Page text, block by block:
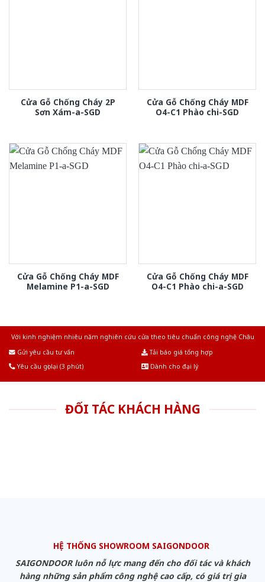
Cửa Gỗ Chống Cháy 2P
Sơn Xám-a-SGD
Cửa Gỗ Chống Cháy MDF
O4-C1 Phào chi-SGD
Cửa Gỗ Chống Cháy MDF
Melamine P1-a-SGD
Cửa Gỗ Chống Cháy MDF
O4-C1 Phào chi-a-SGD
Với kinh nghiệm nhiêu năm nghiên cứu cửa theo tiêu chuẩn công nghệ Châu
Gửi yêu cầu tư vấn
Tải báo giá tổng hợp
Yêu cầu gọi lại (3 phút)
Dành cho đại lý
ĐỐI TÁC KHÁCH HÀNG
HỆ THỐNG SHOWROOM SAIGONDOOR
SAIGONDOOR luôn nỗ lực mang đến cho đối tác và khách
hàng những sản phẩm công nghệ cao cấp, có giá trị gia